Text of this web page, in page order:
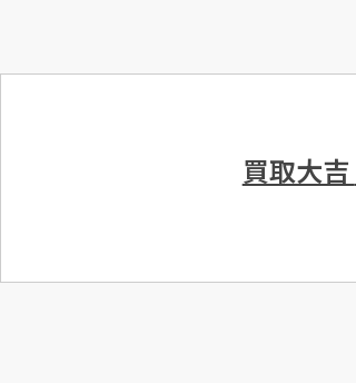
買取大吉